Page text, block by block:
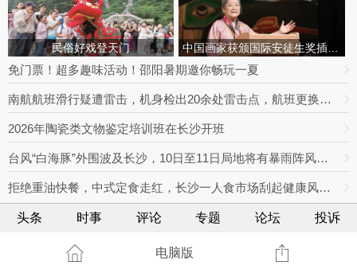
民俗好戏登天门 中国画家获颁国际安徒生奖插画家奖
免门票！超多趣味活动！邵阳暑期邀你畅玩一夏
南航航班滑行疑遭雷击，机身检出20余处雷击点，航班更换飞机延误出行
2026年陶瓷类文物鉴定培训班在长沙开班
台风“白海豚”外围波及长沙，10日至11日局地将有暴雨阵风，最高达9级
拒绝重油快餐，中式定食走红，长沙一人食市场刮起健康风｜消费新观察
头条 时事 评论 专题 论坛 投诉
电脑版